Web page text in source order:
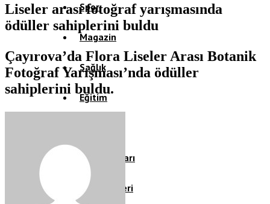
Spor
Magazin
Sağlık
Eğitim
Köşe Yazıları
Video Galeri
Liseler arası fotoğraf yarışmasında
ödüller sahiplerini buldu
Çayırova’da Flora Liseler Arası Botanik
Fotoğraf Yarışması’nda ödüller
sahiplerini buldu.